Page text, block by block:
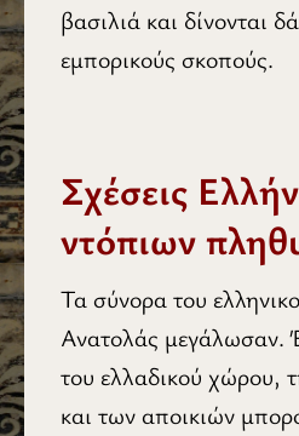
βασιλιά και δίνονται
εμπορικούς σκοπούς.
Σχέσεις
ντόπιων
Τα σύνορα του
Ανατολάς μεγάλωσαν.
του ελλαδικού χώρου,
και των αποικιών